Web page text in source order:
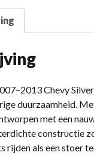
Chevy
duurzaamheid.
met een
constructie
rijden als een stoer